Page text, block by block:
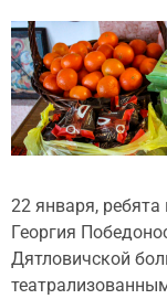
22 января,
Георгия
Дятловичской